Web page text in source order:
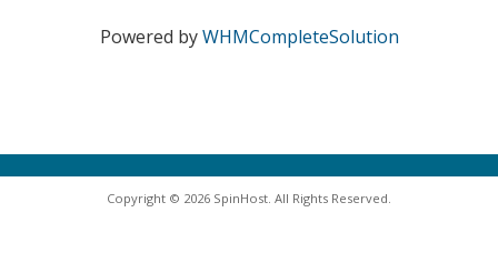
Powered byWHMCompleteSolution
Copyright © 2026 SpinHost. All Rights Reserved.